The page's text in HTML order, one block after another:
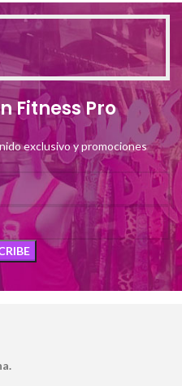
Fitness Pro
exclusivo y promociones